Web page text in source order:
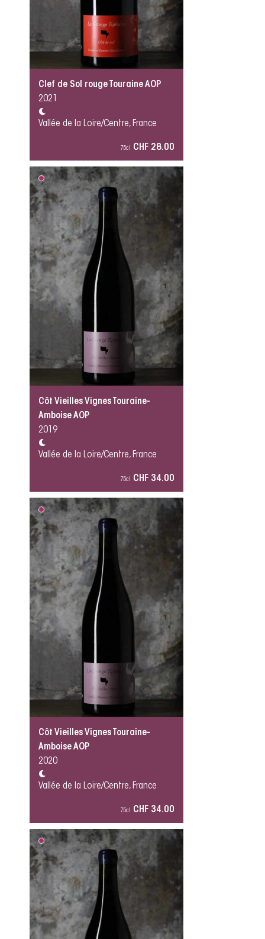
Clef de Sol rouge Touraine AOP
2021
Vallée de la Loire/Centre, France
75cl CHF 28.00
Côt Vieilles Vignes Touraine-
Amboise AOP
2019
Vallée de la Loire/Centre, France
75cl CHF 34.00
Côt Vieilles Vignes Touraine-
Amboise AOP
2020
Vallée de la Loire/Centre, France
75cl CHF 34.00